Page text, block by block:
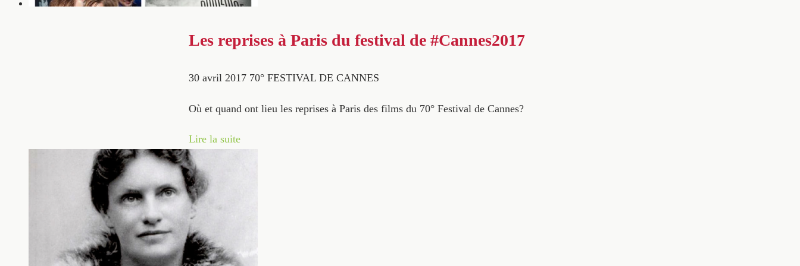
Les reprises à Paris du festival de #Cannes2017
30 avril 2017 70° FESTIVAL DE CANNES
Où et quand ont lieu les reprises à Paris des films du 70° Festival de Cannes?
Lire la suite